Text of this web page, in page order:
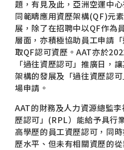
題，有見及此，亞洲空運中
同範疇應用資歷架構(QF)元
展，除了在招聘中以QF作為
層面，亦積極協助員工申請
取QF認可資歷。AAT亦於
「過往資歷認可」推廣日，
架構的發展及「過往資歷認
場申請。
AAT的財務及人力資源總監
歷認可」(RPL）能給予具行
高學歷的員工資歷認可，同
歷水平、但未有相關資歷的